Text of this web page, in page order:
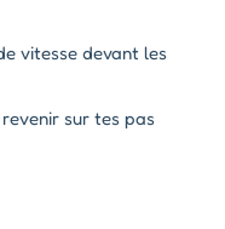
vitesse devant les
sur tes pas